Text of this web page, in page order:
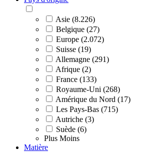
Asie (8.226)
Belgique (27)
Europe (2.072)
Suisse (19)
Allemagne (291)
Afrique (2)
France (133)
Royaume-Uni (268)
Amérique du Nord (17)
Les Pays-Bas (715)
Autriche (3)
Suède (6)
Plus Moins
Matière